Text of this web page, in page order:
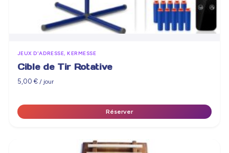
JEUX D'ADRESSE, KERMESSE
Cible de Tir Rotative
5,00€ / jour
Réserver